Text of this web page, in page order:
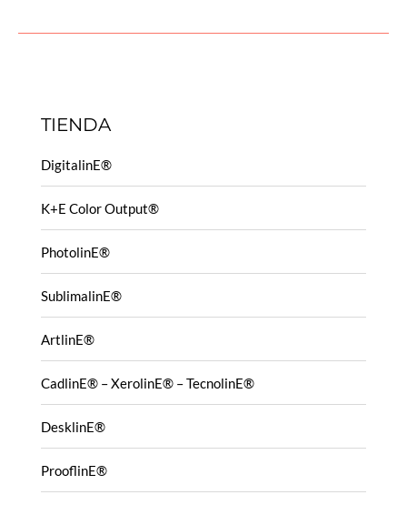
TIENDA
DigitalinE®
K+E Color Output®
PhotolinE®
SublimalinE®
ArtlinE®
CadlinE® – XerolinE® – TecnolinE®
DesklinE®
ProoflinE®